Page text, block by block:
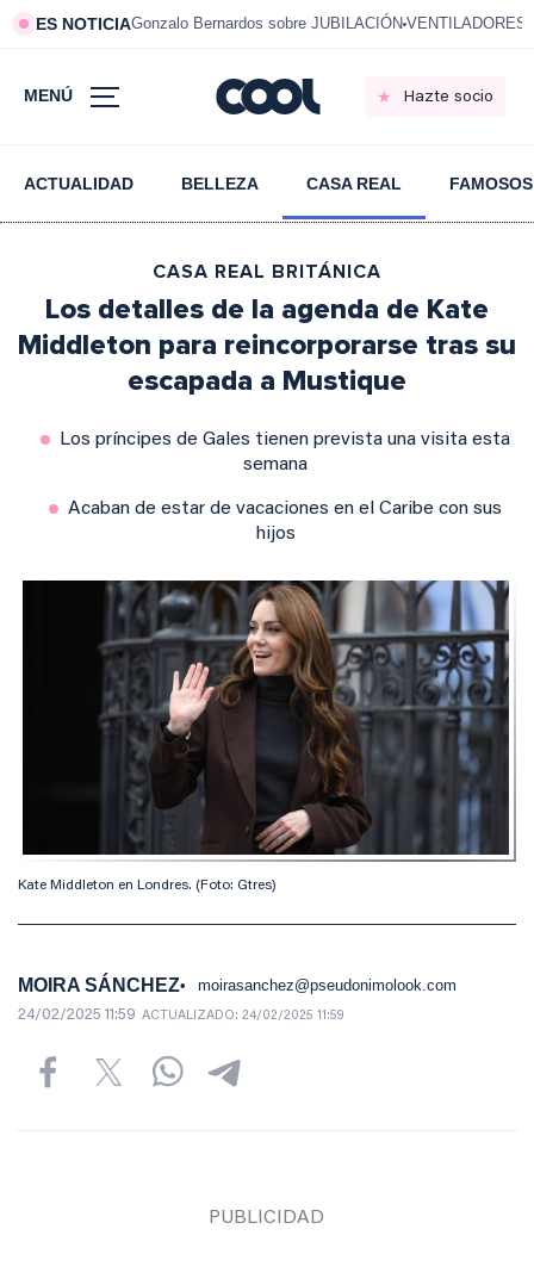
ES NOTICIAGonzalo Bernardos sobre JUBILACIÓN VENTILADORES
MENÚ Hazte socio
ACTUALIDAD BELLEZA CASA REAL FAMOSOS
CASA REAL BRITÁNICA
Los detalles de la agenda de Kate
Middleton para reincorporarse tras su
escapada a Mustique
Los príncipes de Gales tienen prevista una visita esta
semana
Acaban de estar de vacaciones en el Caribe con sus
hijos
Kate Middleton en Londres. (Foto: Gtres)
MOIRA SÁNCHEZ moirasanchez@pseudonimolook.com
24/02/2025 11:59 ACTUALIZADO: 24/02/2025 11:59